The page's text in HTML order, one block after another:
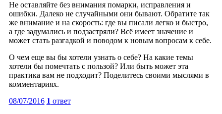
Не оставляйте без внимания помарки, исправления и
ошибки. Далеко не случайными они бывают. Обратите так
же внимание и на скорость: где вы писали легко и быстро,
а где задумались и подзастряли? Всё имеет значение и
может стать разгадкой и поводом к новым вопросам к себе.
О чем еще вы бы хотели узнать о себе? На какие темы
хотели бы помечтать с пользой? Или быть может эта
практика вам не подходит? Поделитесь своими мыслями в
комментариях.
08/07/2016 1 ответ